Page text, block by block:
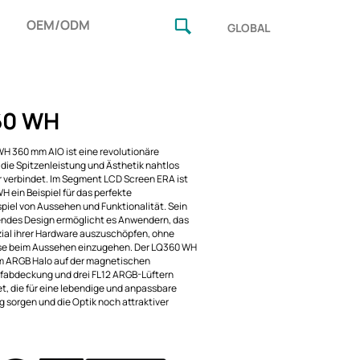
OEM/ODM GLOBAL
WH
360 mm AIO ist eine revolutionäre
Spitzenleistung und Ästhetik nahtlos
Im Segment LCD Screen ERA ist
ein Beispiel für das perfekte
von Aussehen und Funktionalität. Sein
Design ermöglicht es Anwendern, das
ihrer Hardware auszuschöpfen, ohne
beim Aussehen einzugehen. Der LQ360 WH
ARGB Halo auf der magnetischen
und drei FL12 ARGB-Lüftern
die für eine lebendige und anpassbare
sorgen und die Optik noch attraktiver